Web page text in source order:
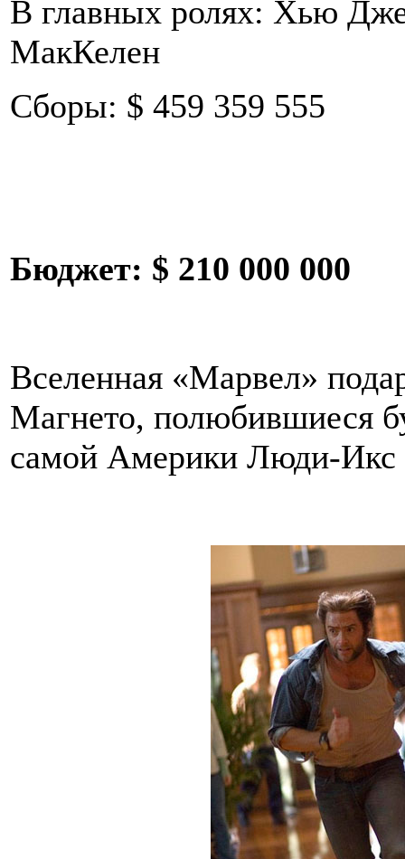
В главных ролях: Хью
МакКелен
Сборы: $ 459 359 555
Бюджет: $ 210 000 000
Вселенная «Марвел»
Магнето, полюбившиеся
самой Америки Люди-Икс